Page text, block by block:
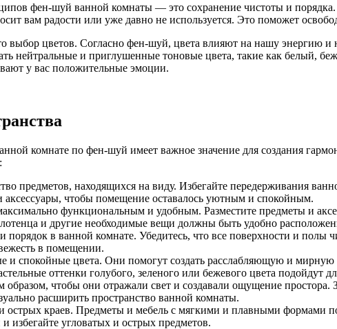
фен-шуй ванной комнаты — это сохранение чистоты и
вам радости или уже давно не используется. Это поможет
цветов. Согласно фен-шуй, цвета влияют на нашу энергию
нейтральные и приглушенные тоновые цвета, такие как белый,
у вас положительные эмоции.
комнате по фен-шуй имеет важное значение для создания
предметов, находящихся на виду. Избегайте передерживания
аксессуары, чтобы помещение оставалось уютным и спокойным.
функциональным и удобным. Разместите предметы и
и другие необходимые вещи должны быть удобно
порядок в ванной комнате. Убедитесь, что все поверхности и
в помещении.
и спокойные цвета. Они помогут создать расслабляющую и
оттенки голубого, зеленого или бежевого цвета подойдут
образом, чтобы они отражали свет и создавали ощущение
расширить пространство ванной комнаты.
острых краев. Предметы и мебель с мягкими и плавными формами
избегайте угловатых и острых предметов.